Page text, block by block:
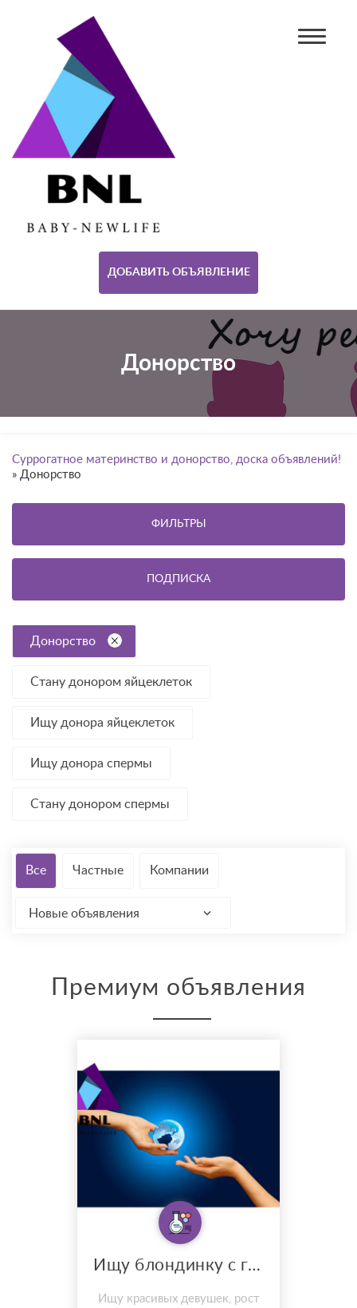
ДОБАВИТЬ ОБЪЯВЛЕНИЕ
Донорство
Суррогатное материнство и донорство, доска объявлений!
» Донорство
ФИЛЬТРЫ
ПОДПИСКА
Донорство
Стану донором яйцеклеток
Ищу донора яйцеклеток
Ищу донора спермы
Стану донором спермы
Все Частные Компании
Новые объявления
Премиум объявления
Ищу блондинку с голубыми глазами.
Ищу красивых девушек, рост